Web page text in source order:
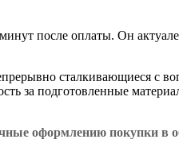
после оплаты. Он
сталкивающиеся с
за подготовленные
оформлению покупки в